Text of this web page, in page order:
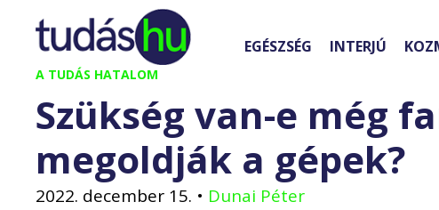
Kilépés
tartalomba
A TUDÁS HATALOM
EGÉSZSÉG INTERJÚ
Szükség van-e még
megoldják a gépek?
2022. december 15. • Dunai Péter